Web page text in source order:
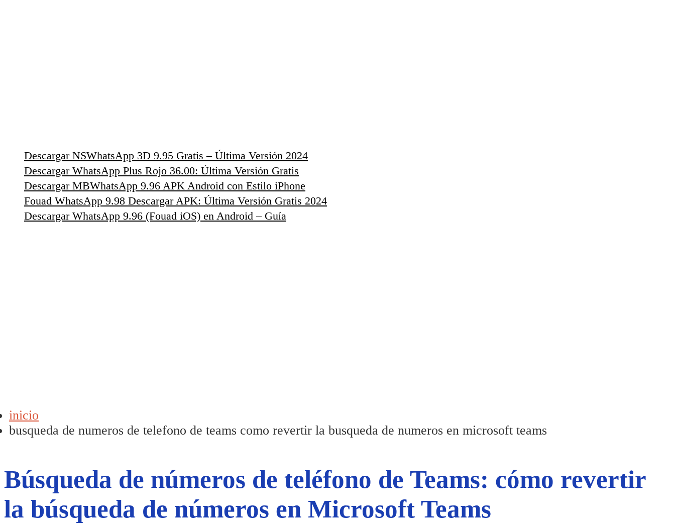
Descargar NSWhatsApp 3D 9.95 Gratis – Última Versión 2024
Descargar WhatsApp Plus Rojo 36.00: Última Versión Gratis
Descargar MBWhatsApp 9.96 APK Android con Estilo iPhone
Fouad WhatsApp 9.98 Descargar APK: Última Versión Gratis 2024
Descargar WhatsApp 9.96 (Fouad iOS) en Android – Guía
inicio
busqueda de numeros de telefono de teams como revertir la busqueda de numeros en microsoft teams
Búsqueda de números de teléfono de Teams: cómo revertir
la búsqueda de números en Microsoft Teams